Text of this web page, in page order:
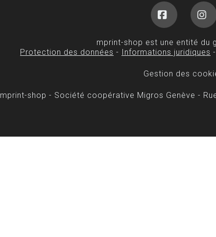
Facebook
mprint-shop est une entité du
Protection des données - Informations juridiques -
Gestion des
mprint-shop - Société coopérative Migros Genève -